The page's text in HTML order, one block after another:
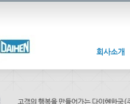
회사소개